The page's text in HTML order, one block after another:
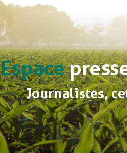
Espace
Journalistes,